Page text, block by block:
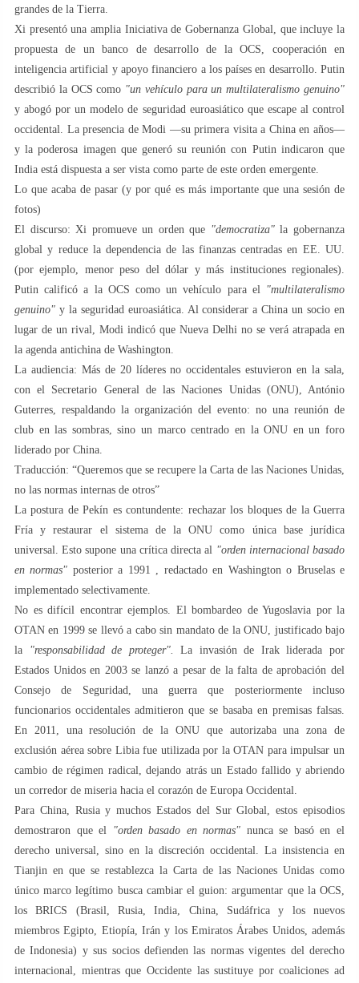
grandes de la Tierra.
Xi presentó una amplia Iniciativa de Gobernanza Global, que incluye la
propuesta de un banco de desarrollo de la OCS, cooperación en
inteligencia artificial y apoyo financiero a los países en desarrollo. Putin
describió la OCS como "un vehículo para un multilateralismo genuino"
y abogó por un modelo de seguridad euroasiático que escape al control
occidental. La presencia de Modi —su primera visita a China en años—
y la poderosa imagen que generó su reunión con Putin indicaron que
India está dispuesta a ser vista como parte de este orden emergente.
Lo que acaba de pasar (y por qué es más importante que una sesión de
fotos)
El discurso: Xi promueve un orden que "democratiza"la gobernanza
global y reduce la dependencia de las finanzas centradas en EE. UU.
(por ejemplo, menor peso del dólar y más instituciones regionales).
Putin calificó a la OCS como un vehículo para el "multilateralismo
genuino" y la seguridad euroasiática. Al considerar a China un socio en
lugar de un rival, Modi indicó que Nueva Delhi no se verá atrapada en
la agenda antichina de Washington.
La audiencia: Más de 20 líderes no occidentales estuvieron en la sala,
con el Secretario General de las Naciones Unidas (ONU), António
Guterres, respaldando la organización del evento: no una reunión de
club en las sombras, sino un marco centrado en la ONU en un foro
liderado por China.
Traducción: “Queremos que se recupere la Carta de las Naciones Unidas,
no las normas internas de otros”
La postura de Pekín es contundente: rechazar los bloques de la Guerra
Fría y restaurar el sistema de la ONU como única base jurídica
universal. Esto supone una crítica directa al "orden internacional basado
en normas" posterior a 1991 , redactado en Washington o Bruselas e
implementado selectivamente.
No es difícil encontrar ejemplos. El bombardeo de Yugoslavia por la
OTAN en 1999 se llevó a cabo sin mandato de la ONU, justificado bajo
la "responsabilidad de proteger".
La invasión de Irak liderada por
Estados Unidos en 2003 se lanzó a pesar de la falta de aprobación del
Consejo de Seguridad, una guerra que posteriormente incluso
funcionarios occidentales admitieron que se basaba en premisas falsas.
En 2011, una resolución de la ONU que autorizaba una zona de
exclusión aérea sobre Libia fue utilizada por la OTAN para impulsar un
cambio de régimen radical, dejando atrás un Estado fallido y abriendo
un corredor de miseria hacia el corazón de Europa Occidental.
Para China, Rusia y muchos Estados del Sur Global, estos episodios
demostraron que el "orden basado en normas" nunca se basó en el
derecho universal, sino en la discreción occidental. La insistencia en
Tianjin en que se restablezca la Carta de las Naciones Unidas como
único marco legítimo busca cambiar el guion: argumentar que la OCS,
los BRICS (Brasil, Rusia, India, China, Sudáfrica y los nuevos
miembros Egipto, Etiopía, Irán y los Emiratos Árabes Unidos, además
de Indonesia) y sus socios defienden las normas vigentes del derecho
internacional, mientras que Occidente las sustituye por coaliciones ad